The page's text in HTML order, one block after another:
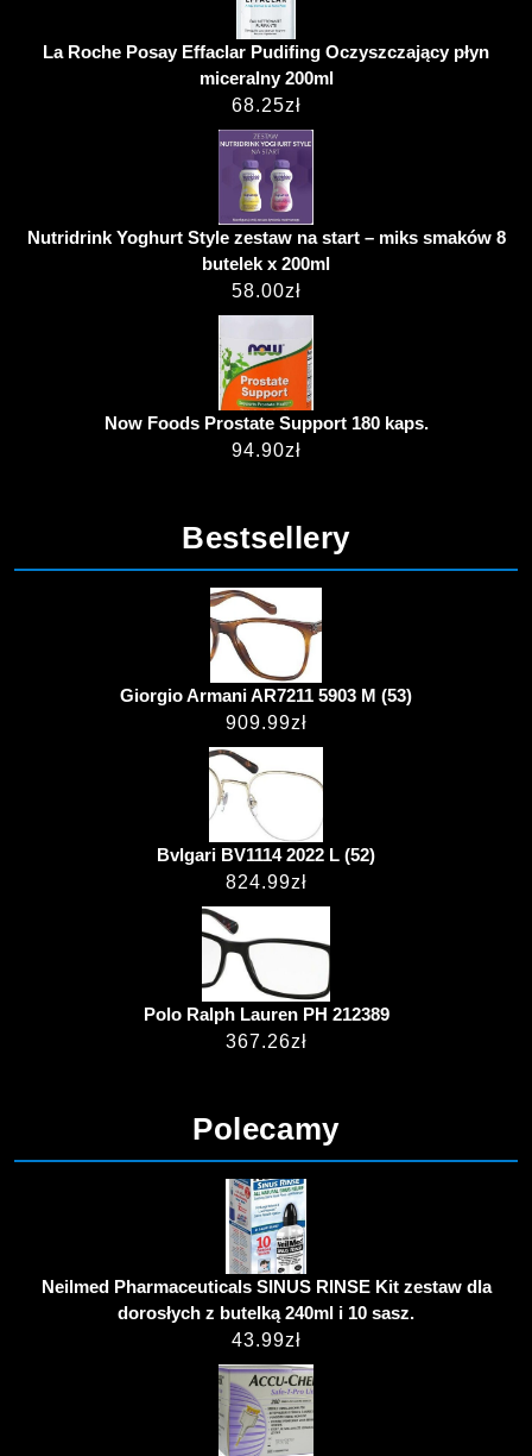
La Roche Posay Effaclar Pudifing Oczyszczający płyn
miceralny 200ml
68.25zł
Nutridrink Yoghurt Style zestaw na start – miks smaków 8
butelek x 200ml
58.00zł
Now Foods Prostate Support 180 kaps.
94.90zł
Bestsellery
Giorgio Armani AR7211 5903 M (53)
909.99zł
Bvlgari BV1114 2022 L (52)
824.99zł
Polo Ralph Lauren PH 212389
367.26zł
Polecamy
Neilmed Pharmaceuticals SINUS RINSE Kit zestaw dla
dorosłych z butelką 240ml i 10 sasz.
43.99zł